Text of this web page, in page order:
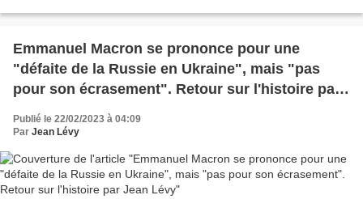
Emmanuel Macron se prononce pour une
"défaite de la Russie en Ukraine", mais "pas
pour son écrasement". Retour sur l'histoire par
Publié le 22/02/2023 à 04:09
Par Jean Lévy